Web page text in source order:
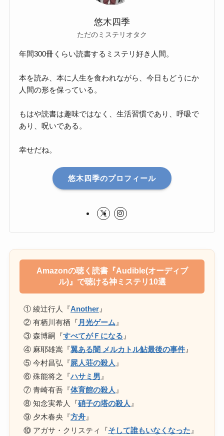
悠木四季
ただのミステリオタク
年間300冊くらい読書するミステリ好き人間。
本を読み、本に人生を食われながら、今日もどうにか
人間の形を保っている。
もはや読書は趣味ではなく、生活習慣であり、呼吸で
あり、呪いである。
幸せだね。
悠木四季のプロフィール
Amazonの聴く読書『Audible(オーディブ
ル)』で聴ける神ミステリ10選
① 綾辻行人『Another』
② 有栖川有栖『 月光ゲーム 』
③ 森博嗣『すべてがＦになる 』
④ 麻耶雄嵩『翼ある闇 メルカトル鮎最後の事件』
⑤ 今村昌弘『屍人荘の殺人 』
⑥ 殊能将之『ハサミ男 』
⑦ 青崎有吾『体育館の殺人 』
⑧ 知念実希人『硝子の塔の殺人 』
⑨ 夕木春央『方舟』
⑩ アガサ・クリスティ『そして誰もいなくなった 』